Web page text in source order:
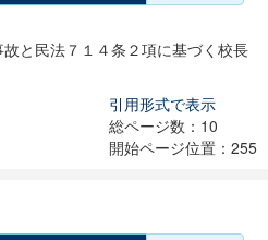
と民法７１４条２項に基づく校長
引用形式で表示
総ページ数：10
開始ページ位置：255